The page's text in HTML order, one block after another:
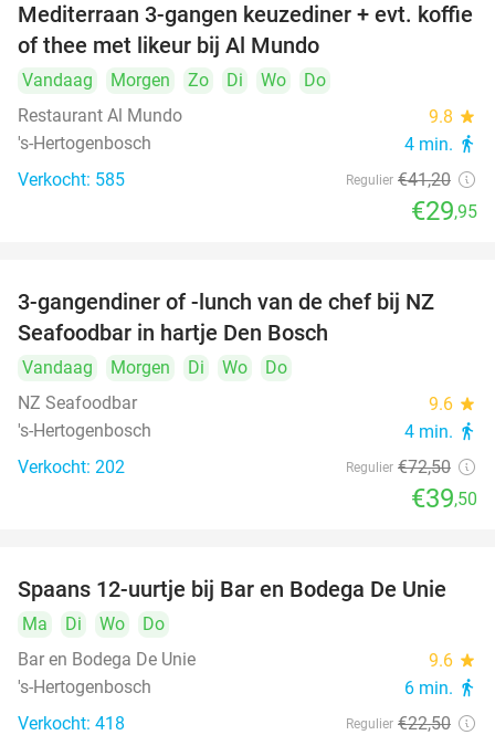
27%
Mediterraan 3-gangen keuzediner + evt. koffie
of thee met likeur bij Al Mundo
Vandaag Morgen Zo Di Wo
Do
Restaurant Al Mundo
9.8 star
's-Hertogenbosch 4 min. directions_walk
Verkocht: 585 Regulier €41,20
€29,95
46%
3-gangendiner of -lunch van de chef bij NZ
Seafoodbar in hartje Den Bosch
Vandaag Morgen Di Wo
Do
NZ Seafoodbar
9.6 star
's-Hertogenbosch 4 min. directions_walk
Verkocht: 202 Regulier €72,50
€39,50
42%
Spaans 12-uurtje bij Bar en Bodega De Unie
Ma Di Wo
Do
Bar en Bodega De Unie
9.6 star
's-Hertogenbosch 6 min. directions_walk
Verkocht: 418 Regulier €22,50